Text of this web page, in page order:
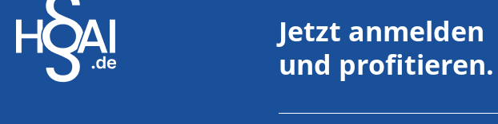
Jetzt anmelden
und profitieren.